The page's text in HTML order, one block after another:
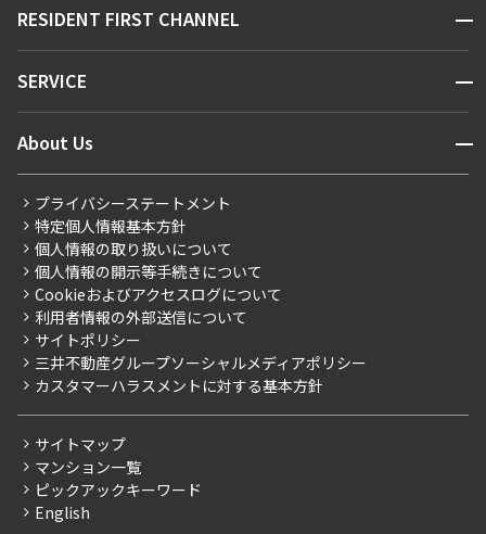
新着情報から探す
新着募集情報
こだわりから探す
こだわり一覧
プレミアムマンション
新築
当社限定（港区・渋谷区）
当社限定（港区・渋谷区以外）
三井不動産企画
賃料改定
フリーレント
ペット可
お問い合わせ
RESIDENT FIRST CHANNEL 開閉
マンションレポート
住まいのコラム
SERVICE 開閉
会員ページ
ご入居・提携サービス
お部屋探しからご契約まで
よくあるご質問
社宅紹介
【仲介会社様向け】当社仲介事業部取り扱い物件入居申込
About Us 開閉
会社情報
事業案内
採用情報
ニュースリリース
お問い合わせ
プライバシーステートメント
特定個人情報基本方針
個人情報の取り扱いについて
個人情報の開示等手続きについて
Cookieおよびアクセスログについて
利用者情報の外部送信について
サイトポリシー
三井不動産グループソーシャルメディアポリシー
カスタマーハラスメントに対する基本方針
サイトマップ
マンション一覧
ピックアックキーワード
English